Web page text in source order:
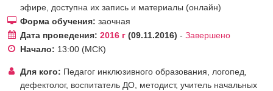
эфире, доступна их запись и материалы (онлайн)
Форма обучения: заочная
Дата проведения: 2016 г 09.11.2016 - Завершено
Начало: 13:00 (МСК)
Для кого: Педагог инклюзивного образования, логопед,
дефектолог, воспитатель ДО, методист, учитель начальных